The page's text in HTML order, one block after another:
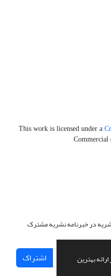
بهترین
This work is licensed under a
Commercial
در خبرنامه نشریه مشترک
اشتراک